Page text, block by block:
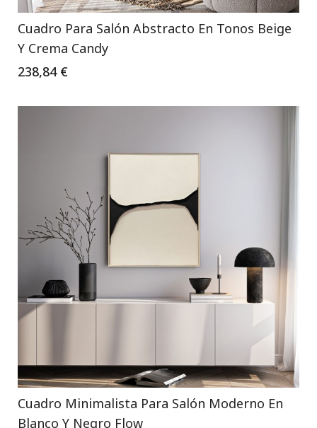
Cuadro Para Salón Abstracto En Tonos Beige
Y Crema Candy
238,84 €
Cuadro Minimalista Para Salón Moderno En
Blanco Y Negro Flow